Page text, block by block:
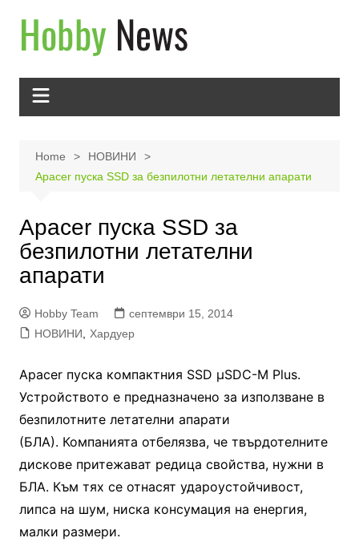
content
Home
НОВИНИ
Apacer пуска SSD за безпилотни летателни апарати
Apacer пуска SSD за
безпилотни летателни
апарати
Hobby Team
септември 15, 2014
НОВИНИ
Хардуер
Apacer пуска компактния SSD μSDC-M Plus.
Устройството е предназначено за използване в
безпилотните летателни апарати
(БЛА). Компанията отбелязва, че твърдотелните
дискове притежават редица свойства, нужни в
БЛА. Към тях се отнасят удароустойчивост,
липса на шум, ниска консумация на енергия,
малки размери.